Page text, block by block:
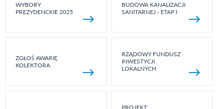
WYBORY
PREZYDENCKIE 2025
BUDOWA KANALIZACJI
SANITARNEJ - ETAP I
ZGŁOŚ AWARIĘ
KOLEKTORA
RZĄDOWY FUNDUSZ
INWESTYCJI
LOKALNYCH
PROJEKT: